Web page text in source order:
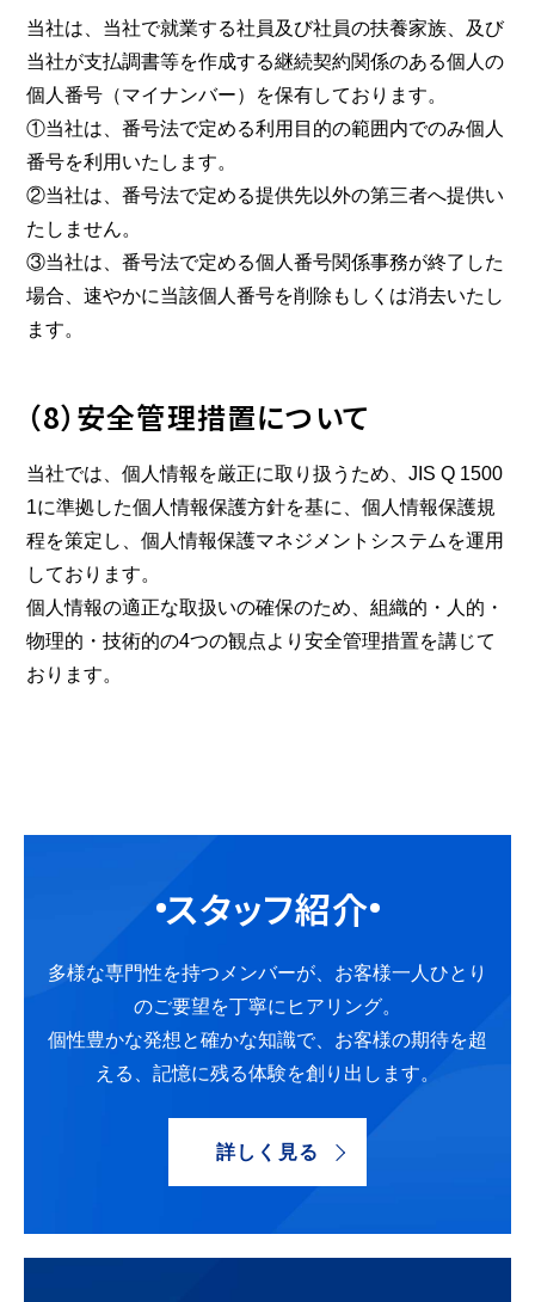
当社は、当社で就業する社員及び社員の扶養家族、及び
当社が支払調書等を作成する継続契約関係のある個人の
個人番号（マイナンバー）を保有しております。
①当社は、番号法で定める利用目的の範囲内でのみ個人
番号を利用いたします。
②当社は、番号法で定める提供先以外の第三者へ提供い
たしません。
③当社は、番号法で定める個人番号関係事務が終了した
場合、速やかに当該個人番号を削除もしくは消去いたし
ます。
（8）安全管理措置について
当社では、個人情報を厳正に取り扱うため、JIS Q 1500
1に準拠した個人情報保護方針を基に、個人情報保護規
程を策定し、個人情報保護マネジメントシステムを運用
しております。
個人情報の適正な取扱いの確保のため、組織的・人的・
物理的・技術的の4つの観点より安全管理措置を講じて
おります。
スタッフ紹介
多様な専門性を持つメンバーが、お客様一人ひとり
のご要望を丁寧にヒアリング。
個性豊かな発想と確かな知識で、お客様の期待を超
える、記憶に残る体験を創り出します。
詳しく見る